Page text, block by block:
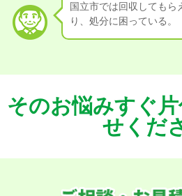
国立市では回収してもら
り、処分に困っている。
そのお悩みすぐ
せくだ